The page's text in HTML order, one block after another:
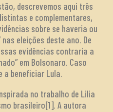
descrevemos aqui três
e complementares,
sobre se haveria ou
eleições deste ano. De
evidências contraria a
em Bolsonaro. Caso
a beneficiar Lula.
no trabalho de Lilia
brasileiro[1]. A autora